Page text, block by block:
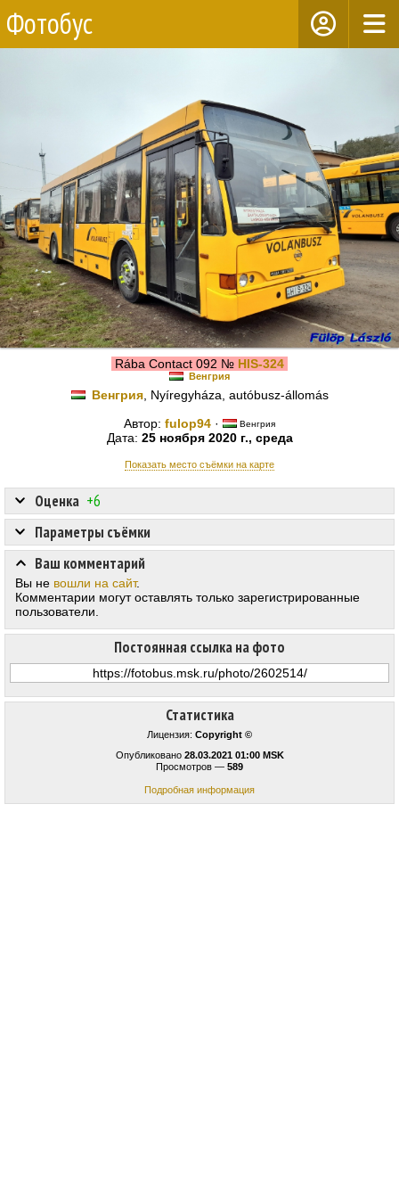
Фотобус
Rába Contact 092 № HIS-324
Венгрия
Венгрия, Nyíregyháza, autóbusz-állomás
Автор: fulop94 · Венгрия
Дата: 25 ноября 2020 г., среда
Показать место съёмки на карте
Статистика
Лицензия: Copyright ©
Опубликовано 28.03.2021 01:00 MSK
Просмотров — 589
Подробная информация
Оценка +6
Постоянная ссылка на фото
Параметры съёмки
Ваш комментарий
Вы не вошли на сайт.
Комментарии могут оставлять только зарегистрированные
пользователи.